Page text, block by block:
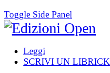
Toggle Side Panel
Leggi
SCRIVI UN LIBRICK